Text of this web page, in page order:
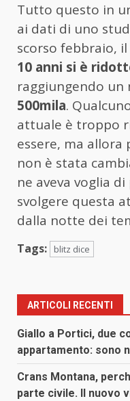
Tutto questo in
ai dati di uno
scorso febbraio, il
10 anni si è
raggiungendo un
500mila.
attuale è troppo
essere, ma allora
non è stata
ne aveva voglia
svolgere questa
dalla notte dei
Tags: blitz dice
ARTICOLI RECENTI
Giallo a Portici, due
appartamento: sono
Crans Montana,
parte civile. Il nuovo